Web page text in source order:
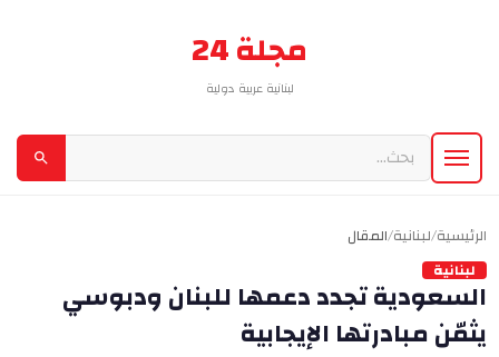
مجلة 24
لبنانية عربية دولية
الرئيسية/لبنانية/المقال
لبنانية
السعودية تجدد دعمها للبنان ودبوسي
يثمّن مبادرتها الإيجابية